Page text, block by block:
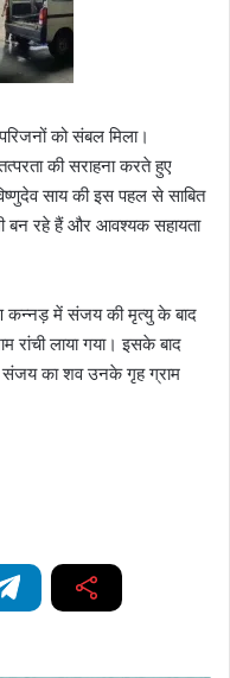
को संबल मिला।
की सराहना करते हुए
साय की इस पहल से साबित
बन रहे हैं और आवश्यक सहायता
कन्नड़ में संजय की मृत्यु के बाद
लाया गया। इसके बाद
संजय का शव उनके गृह ग्राम